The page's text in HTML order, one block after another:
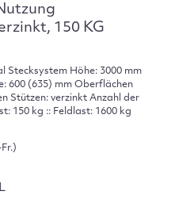
150 KG
Stecksystem Höhe: 3000 mm
600 (635) mm Oberflächen
Stützen: verzinkt Anzahl der
150 kg :: Feldlast: 1600 kg